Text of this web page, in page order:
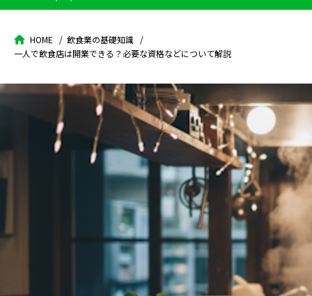
HOME
飲食業の基礎知識
一人で飲食店は開業できる？必要な資格などについて解説